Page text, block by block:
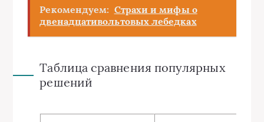
Рекомендуем: Страхи и мифы о
двенадцативольтовых лебедках
Таблица сравнения популярных
решений